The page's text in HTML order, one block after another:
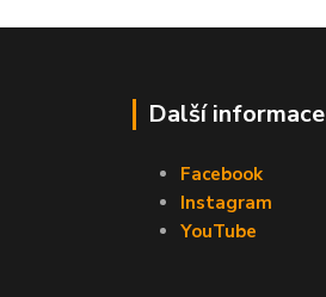
Další informace
Facebook
Instagram
YouTube